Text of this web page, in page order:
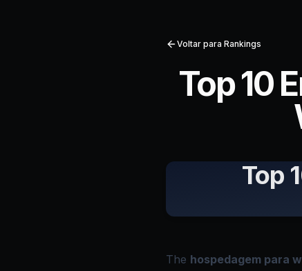
Voltar para Rankings
Top 10
Top
The hospedagem para